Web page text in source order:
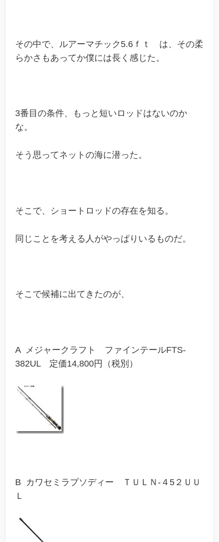
その中で、ルアーマチック5.6ｆｔ は、その柔
らかさもあってか僕には長く感じた。
3番目の条件、もっと短いロッドはないのか
な。
そう思ってネットの海に潜った。
そこで、ショートロッドの存在を知る。
同じことを考える人がやっぱりいるものだ。
そこで候補に出てきたのが、
A メジャークラフト ファインテールFTS-
382UL 定価14,800円（税別）
B カワセミラプソディー ＴＵＬＮ-４5２ＵＵ
Ｌ